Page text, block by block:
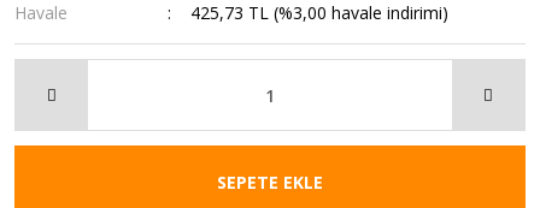
Havale
425,73 TL (%3,00 havale indirimi)
SEPETE EKLE